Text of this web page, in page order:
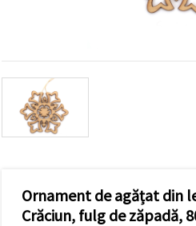
vizitele.
Puteți fi de
acord să
utilizați
toate
site!" Sau să
vă indicați
preferințele
Ornament de agățat din
Crăciun, fulg de zăpadă,